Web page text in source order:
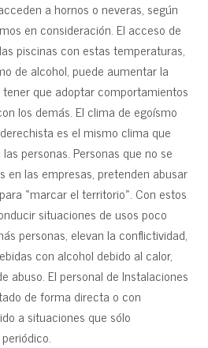
a hornos o neveras, según
en consideración. El acceso de
piscinas con estas temperaturas,
de alcohol, puede aumentar la
que adoptar comportamientos
los demás. El clima de egoísmo
es el mismo clima que
personas. Personas que no se
en las empresas, pretenden abusar
«marcar el territorio». Con estos
situaciones de usos poco
personas, elevan la conflictividad,
con alcohol debido al calor,
abuso. El personal de Instalaciones
de forma directa o con
a situaciones que sólo